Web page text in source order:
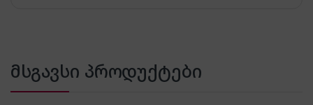
მსგავსი პროდუქტები